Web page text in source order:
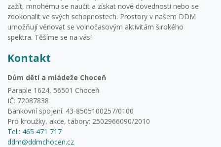
zažít, mnohému se naučit a získat nové dovednosti nebo se
zdokonalit ve svých schopnostech. Prostory v našem DDM
umožňují věnovat se volnočasovým aktivitám širokého
spektra. Těšíme se na vás!
Kontakt
Dům dětí a mládeže Choceň
Paraple 1624, 56501 Choceň
IČ: 72087838
Bankovní spojení: 43-8505100257/0100
Pro kroužky, akce, tábory: 2502966090/2010
Tel.: 465 471 717
ddm@ddmchocen.cz